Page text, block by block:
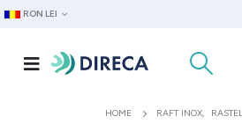
RON LEI
HOME RAFT INOX,